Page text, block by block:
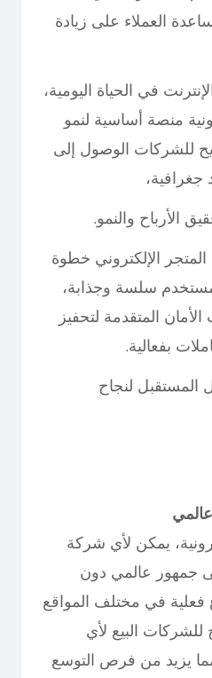
العملاء على زيادة
في الحياة اليومية،
منصة أساسية لنمو
للشركات الوصول إلى
الأرباح والنمو.
الإلكتروني خطوة
سلسة وجذابة،
المتقدمة لتحفيز
بفعالية.
المستقبل لنجاح
يمكن لأي شركة
جمهور عالمي دون
فعلية في مختلف المواقع
للشركات البيع لأي
يزيد من فرص التوسع